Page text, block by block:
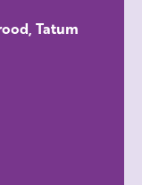
Tatum